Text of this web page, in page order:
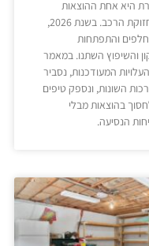
היא אחת ההוצאות
המשמעותיות ביותר בתחזוקת הרכב. בשנת 2026,
והתפתחות
והשיפוץ השתנו. במאמר
המעודכנות, נסביר
השונות, ונספק טיפים
בהוצאות מבלי
הנסיעה.